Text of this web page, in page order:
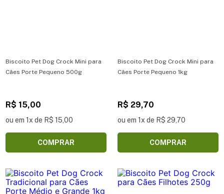
Biscoito Pet Dog Crock Mini para
Cães Porte Pequeno 500g
R$ 15,00
ou em 1x de R$ 15,00
COMPRAR
Biscoito Pet Dog Crock Mini para
Cães Porte Pequeno 1kg
R$ 29,70
ou em 1x de R$ 29,70
COMPRAR